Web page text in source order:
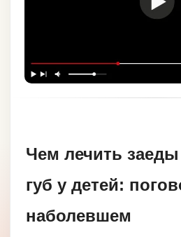
Чем лечить заеды
губ у детей:
наболевшем